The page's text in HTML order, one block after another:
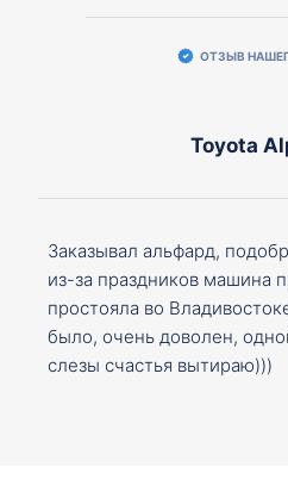
ОТЗЫВ
Toyota
Заказывал альфард,
из-за праздников машина
простояла во
было, очень доволен,
слезы счастья вытираю)))